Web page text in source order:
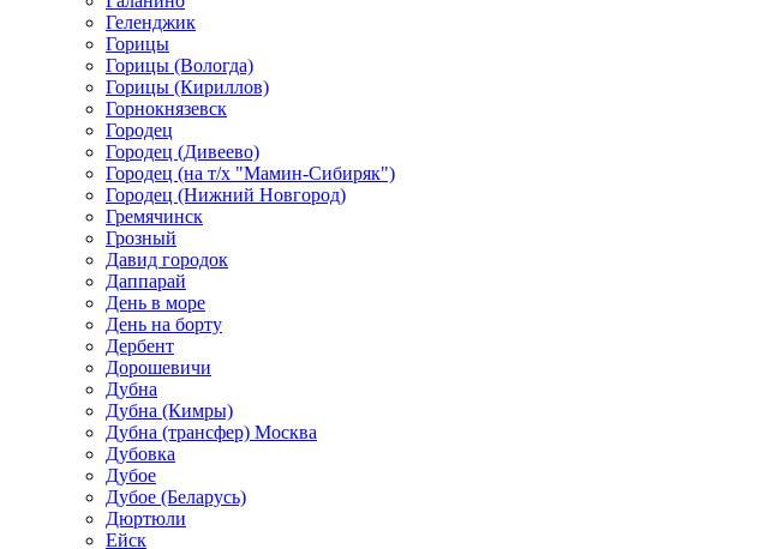
Геленджик
Горицы
Горицы (Вологда)
Горицы (Кириллов)
Горнокнязевск
Городец
Городец (Дивеево)
Городец (на т/х "Мамин-Сибиряк")
Городец (Нижний Новгород)
Гремячинск
Грозный
Давид городок
Даппарай
День в море
День на борту
Дербент
Дорошевичи
Дубна
Дубна (Кимры)
Дубна (трансфер) Москва
Дубовка
Дубое
Дубое (Беларусь)
Дюртюли
Ейск